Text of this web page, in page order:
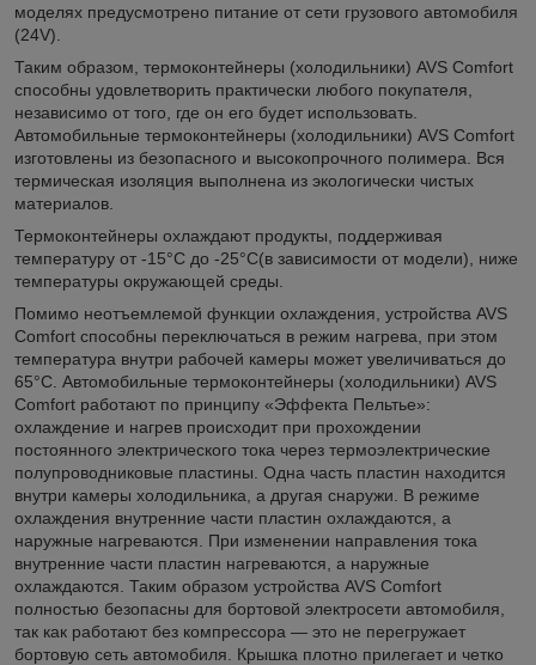
моделях предусмотрено питание от сети грузового автомобиля
(24V).
Таким образом, термоконтейнеры (холодильники) AVS Comfort
способны удовлетворить практически любого покупателя,
независимо от того, где он его будет использовать.
Автомобильные термоконтейнеры (холодильники) AVS Comfort
изготовлены из безопасного и высокопрочного полимера. Вся
термическая изоляция выполнена из экологически чистых
материалов.
Термоконтейнеры охлаждают продукты, поддерживая
температуру от -15°C до -25°C(в зависимости от модели), ниже
температуры окружающей среды.
Помимо неотъемлемой функции охлаждения, устройства AVS
Comfort способны переключаться в режим нагрева, при этом
температура внутри рабочей камеры может увеличиваться до
65°С. Автомобильные термоконтейнеры (холодильники) AVS
Comfort работают по принципу «Эффекта Пельтье»:
охлаждение и нагрев происходит при прохождении
постоянного электрического тока через термоэлектрические
полупроводниковые пластины. Одна часть пластин находится
внутри камеры холодильника, а другая снаружи. В режиме
охлаждения внутренние части пластин охлаждаются, а
наружные нагреваются. При изменении направления тока
внутренние части пластин нагреваются, а наружные
охлаждаются. Таким образом устройства AVS Comfort
полностью безопасны для бортовой электросети автомобиля,
так как работают без компрессора — это не перегружает
бортовую сеть автомобиля. Крышка плотно прилегает и четко